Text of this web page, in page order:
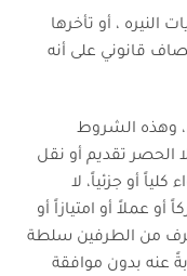
النيره ، أو تأخرها
قانوني على أنه
وهذه الشروط
الحصر تقديم أو نقل
أو جزئياً، لا
عملاً أو امتيازاً أو
طرف من الطرفين سلطة
عنه بدون موافقة